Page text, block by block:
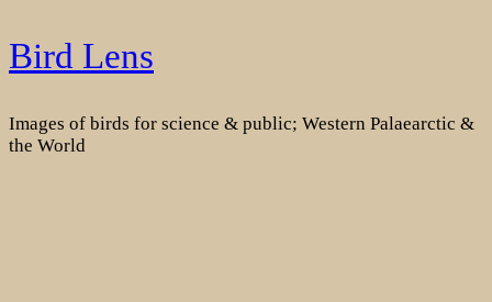
Skip
to
Bird Lens
Images of birds for science & public; Western Palaearctic &
the World